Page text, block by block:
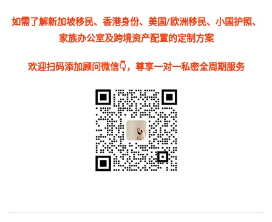
如需了解新加坡移民、香港身份、美国/欧洲移民、小国护照、
家族办公室及跨境资产配置的定制方案
欢迎扫码添加顾问微信👇，尊享一对一私密全周期服务